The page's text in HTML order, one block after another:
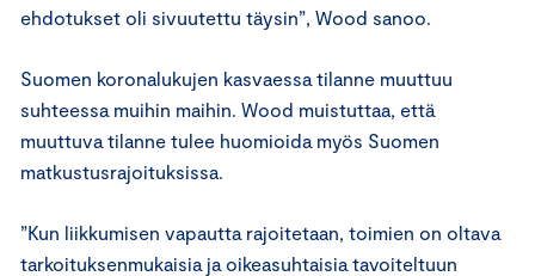
ehdotukset oli sivuutettu täysin”, Wood sanoo.
Suomen koronalukujen kasvaessa tilanne muuttuu
suhteessa muihin maihin. Wood muistuttaa, että
muuttuva tilanne tulee huomioida myös Suomen
matkustusrajoituksissa.
”Kun liikkumisen vapautta rajoitetaan, toimien on oltava
tarkoituksenmukaisia ja oikeasuhtaisia tavoiteltuun